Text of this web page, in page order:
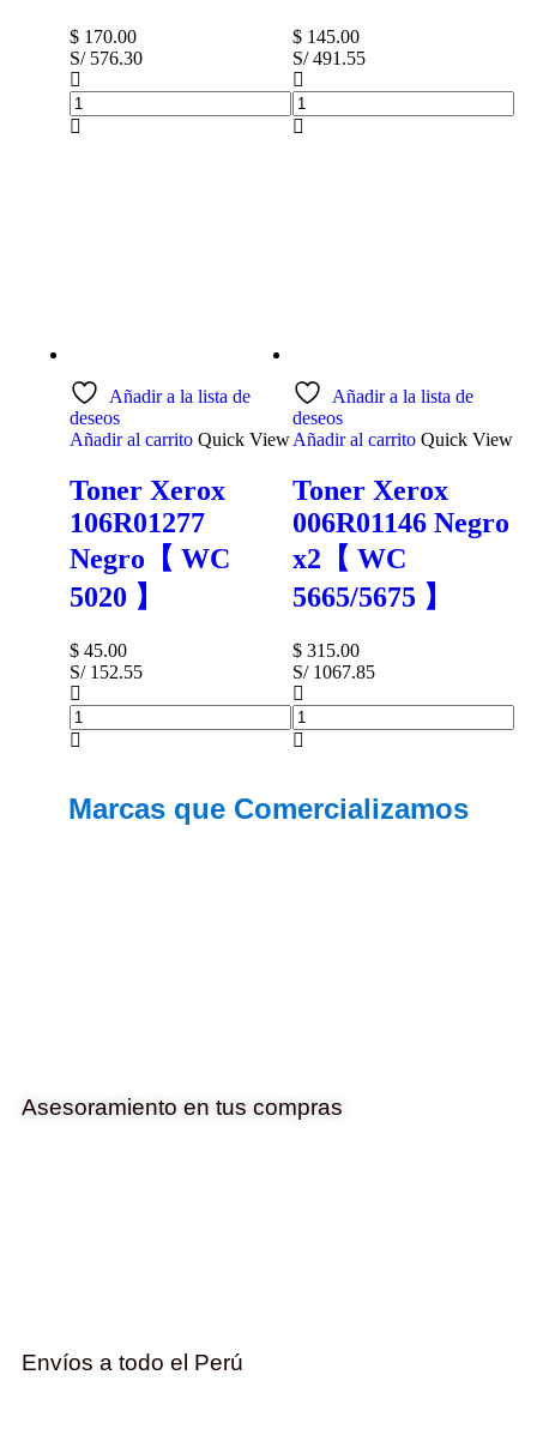
$ 170.00
S/ 576.30
$ 145.00
S/ 491.55
Añadir a la lista de
deseos
Añadir al carrito Quick View
Toner Xerox
106R01277
Negro【 WC
5020 】
$ 45.00
S/ 152.55
Añadir a la lista de
deseos
Añadir al carrito Quick View
Toner Xerox
006R01146 Negro
x2【 WC
5665/5675 】
$ 315.00
S/ 1067.85
Marcas que Comercializamos
Asesoramiento en tus compras
Envíos a todo el Perú